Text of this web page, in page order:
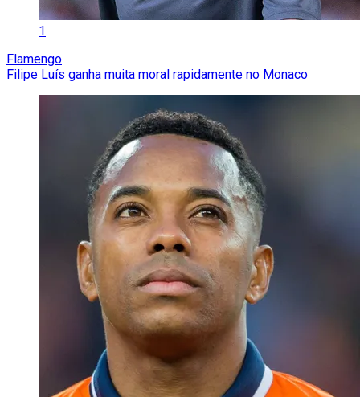
1
Flamengo
Filipe Luís ganha muita moral rapidamente no Monaco